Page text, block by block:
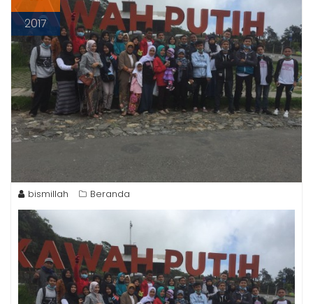
2017
bismillah Beranda